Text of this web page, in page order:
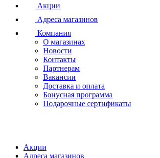
Акции
Адреса магазинов
Компания
О магазинах
Новости
Контакты
Партнерам
Вакансии
Доставка и оплата
Бонусная программа
Подарочные сертификаты
Акции
Адреса магазинов